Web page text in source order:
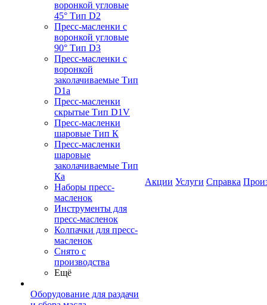
воронкой угловые
45° Тип D2
Пресс-масленки с
воронкой угловые
90° Тип D3
Пресс-масленки с
воронкой
заколачиваемые Тип
D1a
Пресс-масленки
скрытые Тип D1V
Пресс-масленки
шаровые Тип К
Пресс-масленки
шаровые
заколачиваемые Тип
Кa
Наборы пресс-
масленок
Инструменты для
пресс-масленок
Колпачки для пресс-
масленок
Снято с
производства
Ещё
Оборудование для раздачи
Акции Услуги Справка